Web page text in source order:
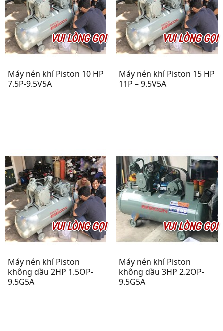
VUI LÒNG GỌI
Máy nén khí Piston 10 HP
7.5P-9.5V5A
VUI LÒNG GỌI
Máy nén khí Piston 15 HP
11P – 9.5V5A
VUI LÒNG GỌI
Máy nén khí Piston
không dầu 2HP 1.5OP-
9.5G5A
VUI LÒNG GỌI
Máy nén khí Piston
không dầu 3HP 2.2OP-
9.5G5A